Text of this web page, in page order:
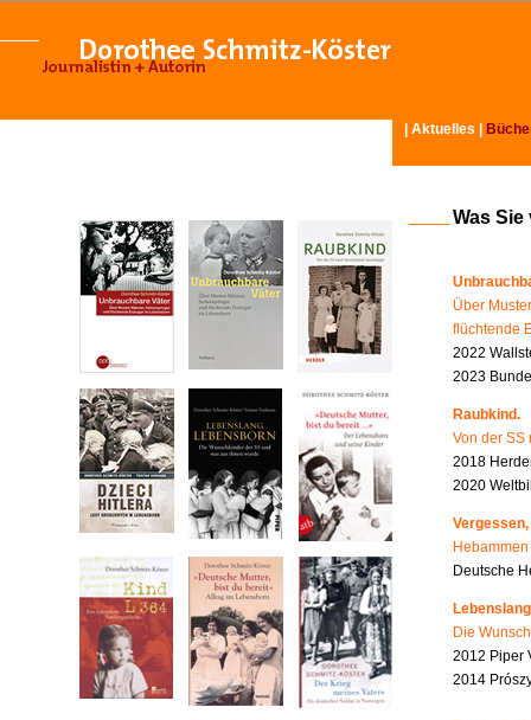
Aktuelles
Was
Über
flüchtende
2022
2023
Raubkind.
Von der SS
2018
2020
Deutsche
Die
2012 Piper
2014